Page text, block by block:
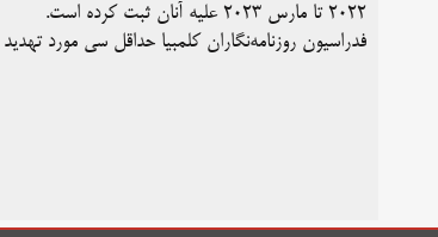
۲۰۲۲ تا مارس ۲۰۲۳ علیه آنان ثبت کرده است.
فدراسیون روزنامه‌نگاران کلمبیا حداقل سی مورد تهدید یا حمله